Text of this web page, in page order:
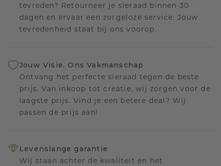
tevreden? Retourneer je sieraad binnen 30
dagen en ervaar een zorgeloze service. Jouw
tevredenheid staat bij ons voorop.
Jouw Visie, Ons Vakmanschap
Ontvang het perfecte sieraad tegen de beste
prijs. Van inkoop tot creatie, wij zorgen voor de
laagste prijs. Vind je een betere deal? Wij
passen de prijs aan!
Levenslange garantie
Wij staan achter de kwaliteit en het